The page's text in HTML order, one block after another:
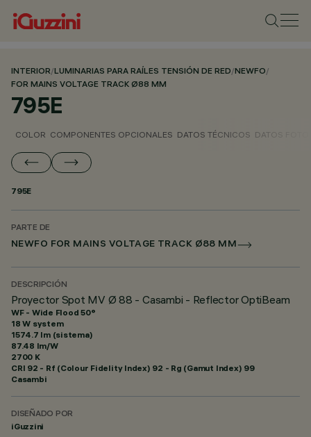
INTERIOR/LUMINARIAS PARA RAÍLES TENSIÓN DE RED/NEWFO/
FOR MAINS VOLTAGE TRACK Ø88 MM
795E
COLOR COMPONENTES OPCIONALES DATOS TÉCNICOS DATOS
795E
PARTE DE
NEWFO FOR MAINS VOLTAGE TRACK Ø88 MM
DESCRIPCIÓN
Proyector Spot MV Ø 88 - Casambi - Reflector OptiBeam
WF - Wide Flood 50°
18 W system
1574.7 lm (sistema)
87.48 lm/W
2700 K
CRI 92 - Rf (Colour Fidelity Index) 92 - Rg (Gamut Index) 99
Casambi
DISEÑADO POR
iGuzzini